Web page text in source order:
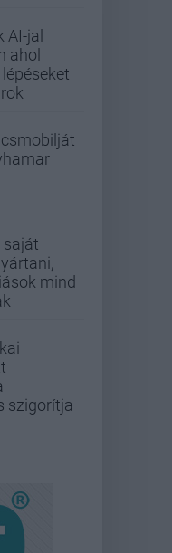
jal
ahol
saját
mind
szigorítja